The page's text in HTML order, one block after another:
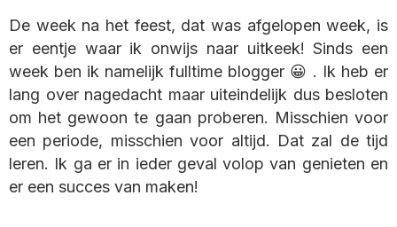
De week na het feest, dat was afgelopen week, is
er eentje waar ik onwijs naar uitkeek! Sinds een
week ben ik namelijk fulltime blogger 😀 . Ik heb er
lang over nagedacht maar uiteindelijk dus besloten
om het gewoon te gaan proberen. Misschien voor
een periode, misschien voor altijd. Dat zal de tijd
leren. Ik ga er in ieder geval volop van genieten en
er een succes van maken!